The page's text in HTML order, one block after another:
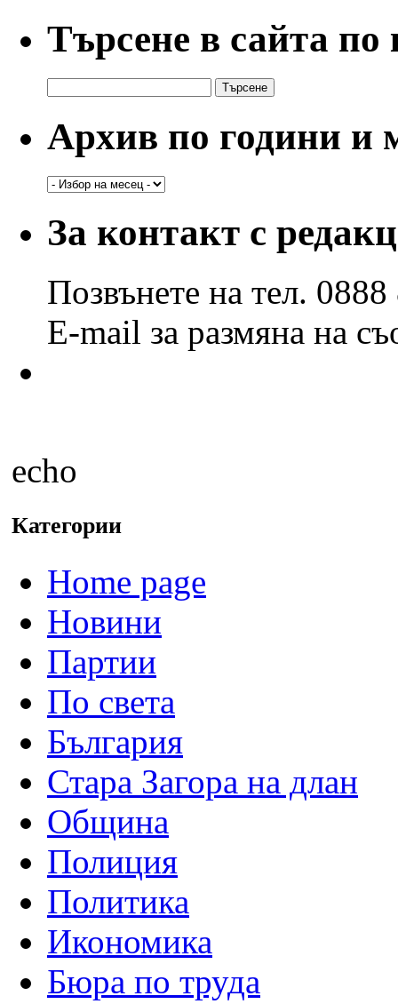
Търсене в сайта
за:
Архив по години и
Архив
и
месеци
За контакт с
Позвънете на тел.
E-mail за размяна на
echo
Категории
Home page
Новини
Партии
По света
България
Стара Загора на длан
Община
Полиция
Политика
Икономика
Бюра по труда